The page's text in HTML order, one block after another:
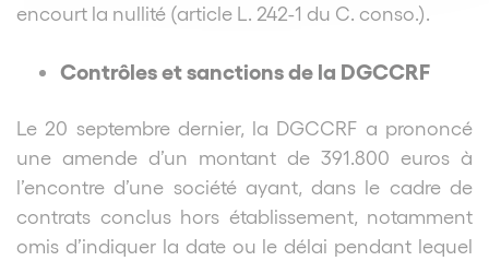
encourt la nullité (article L. 242-1 du C. conso.).
Contrôles et sanctions de la DGCCRF
Le 20 septembre dernier, la DGCCRF a prononcé
une amende d’un montant de 391.800 euros à
l’encontre d’une société ayant, dans le cadre de
contrats conclus hors établissement, notamment
omis d’indiquer la date ou le délai pendant lequel